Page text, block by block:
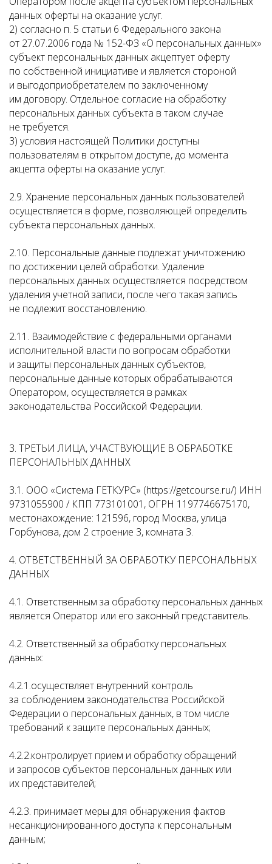
данных оферты на оказание услуг.
2) согласно п. 5 статьи 6 Федерального закона
от 27.07.2006 года № 152-ФЗ «О персональных данных»
субъект персональных данных акцептует оферту
по собственной инициативе и является стороной
и выгодоприобретателем по заключенному
им договору. Отдельное согласие на обработку
персональных данных субъекта в таком случае
не требуется.
3) условия настоящей Политики доступны
пользователям в открытом доступе, до момента
акцепта оферты на оказание услуг.
2.9. Хранение персональных данных пользователей
осуществляется в форме, позволяющей определить
субъекта персональных данных.
2.10. Персональные данные подлежат уничтожению
по достижении целей обработки. Удаление
персональных данных осуществляется посредством
удаления учетной записи, после чего такая запись
не подлежит восстановлению.
2.11. Взаимодействие с федеральными органами
исполнительной власти по вопросам обработки
и защиты персональных данных субъектов,
персональные данные которых обрабатываются
Оператором, осуществляется в рамках
законодательства Российской Федерации.
3. ТРЕТЬИ ЛИЦА, УЧАСТВУЮЩИЕ В ОБРАБОТКЕ
ПЕРСОНАЛЬНЫХ ДАННЫХ
3.1. ООО «Система ГЕТКУРС» (https://getcourse.ru/) ИНН
9731055900 / КПП 773101001, ОГРН 1197746675170,
местонахождение: 121596, город Москва, улица
Горбунова, дом 2 строение 3, комната 3.
4. ОТВЕТСТВЕННЫЙ ЗА ОБРАБОТКУ ПЕРСОНАЛЬНЫХ
ДАННЫХ
4.1. Ответственным за обработку персональных данных
является Оператор или его законный представитель.
4.2. Ответственный за обработку персональных
данных:
4.2.1.осуществляет внутренний контроль
за соблюдением законодательства Российской
Федерации о персональных данных, в том числе
требований к защите персональных данных;
4.2.2.контролирует прием и обработку обращений
и запросов субъектов персональных данных или
их представителей;
4.2.3. принимает меры для обнаружения фактов
несанкционированного доступа к персональным
данным;